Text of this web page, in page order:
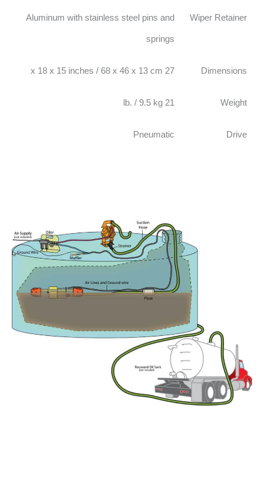
Wiper Retainer
Aluminum with stainless steel pins and
springs
Dimensions
27 x 18 x 15 inches / 68 x 46 x 13 cm
Weight
21 lb. / 9.5 kg
Drive
Pneumatic